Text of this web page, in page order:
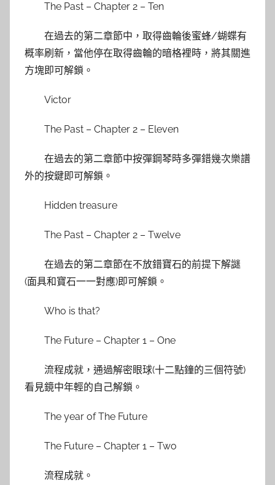
The Past – Chapter 2 – Ten
在過去的第二章節中，取得齒輪後蜜蜂/蝴蝶有
概率刷新，當他停在取得齒輪的暗格裡時，將其關進
方塊即可解鎖。
Victor
The Past – Chapter 2 – Eleven
在過去的第二章節中按彈鋼琴時多彈錯幾次樂譜
外的按鍵即可解鎖。
Hidden treasure
The Past – Chapter 2 – Twelve
在過去的第二章節在不放錯寶石的前提下解謎
(面具和寶石一一對應)即可解鎖。
Who is that?
The Future – Chapter 1 – One
流程成就，通過解密眼球(十二點鐘的三個符號)
看見鏡中年輕的自己解鎖。
The year of The Future
The Future – Chapter 1 – Two
流程成就。